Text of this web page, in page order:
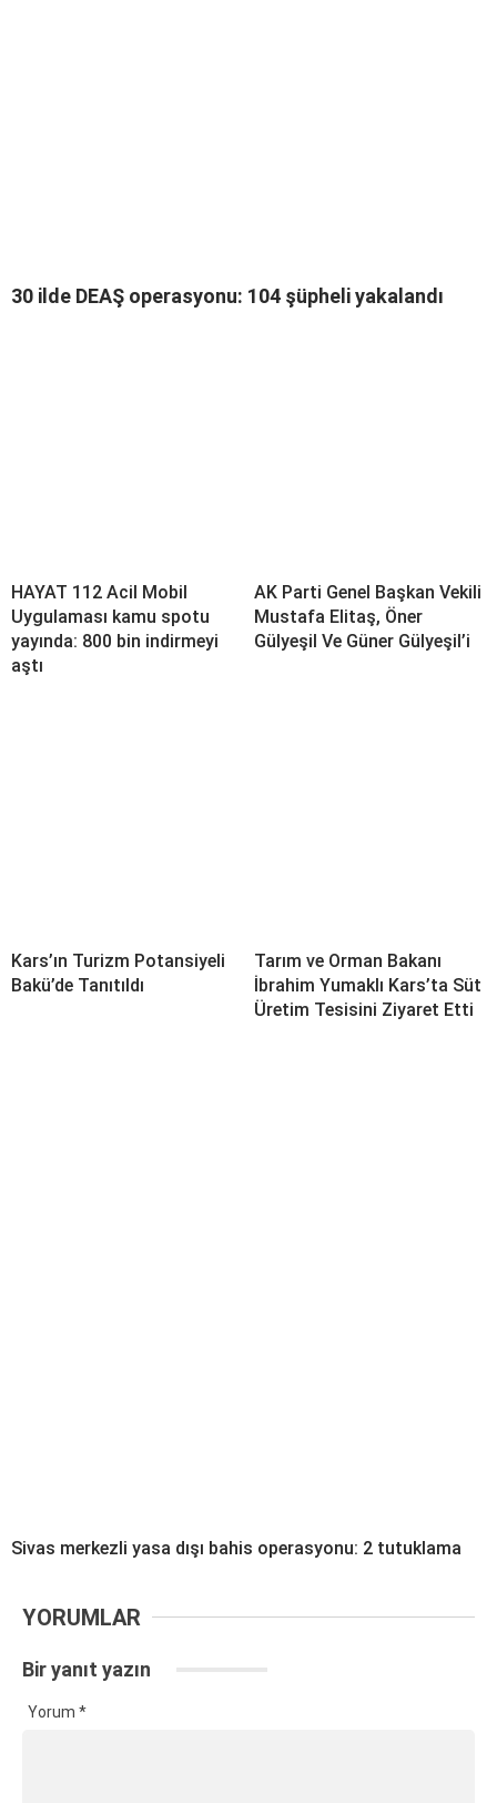
30 ilde DEAŞ operasyonu: 104 şüpheli yakalandı
HAYAT 112 Acil Mobil
Uygulaması kamu spotu
yayında: 800 bin indirmeyi
aştı
AK Parti Genel Başkan Vekili
Mustafa Elitaş, Öner
Gülyeşil Ve Güner Gülyeşil’i
Kars’ın Turizm Potansiyeli
Bakü’de Tanıtıldı
Tarım ve Orman Bakanı
İbrahim Yumaklı Kars’ta Süt
Üretim Tesisini Ziyaret Etti
Sivas merkezli yasa dışı bahis operasyonu: 2 tutuklama
YORUMLAR
Bir yanıt yazın
Yorum *